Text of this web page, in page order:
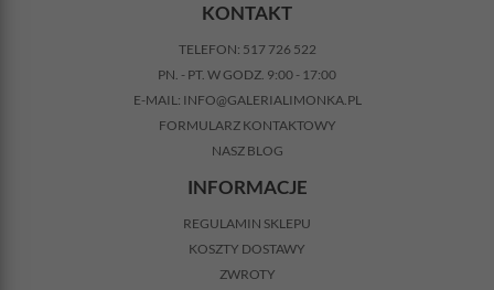
KONTAKT
TELEFON: 517 726 522
PN. - PT. W GODZ. 9:00 - 17:00
E-MAIL: INFO@GALERIALIMONKA.PL
FORMULARZ KONTAKTOWY
NASZ BLOG
INFORMACJE
REGULAMIN SKLEPU
KOSZTY DOSTAWY
ZWROTY